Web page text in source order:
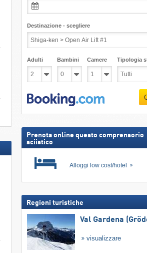
Destinazione - scegliere
Adulti Bambini Camere Tipologia
Prenota online questo comprensorio
sciistico
Alloggi low cost/hotel
Regioni turistiche
Val Gardena
visualizzare